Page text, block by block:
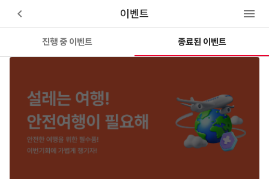
keyboard_arrow_left 이벤트 menu
진행 중 이벤트 종료된 이벤트